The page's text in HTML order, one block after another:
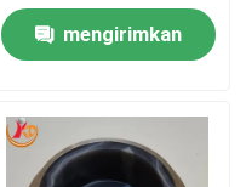
Series untuk Keramik
Industrimengirimkan